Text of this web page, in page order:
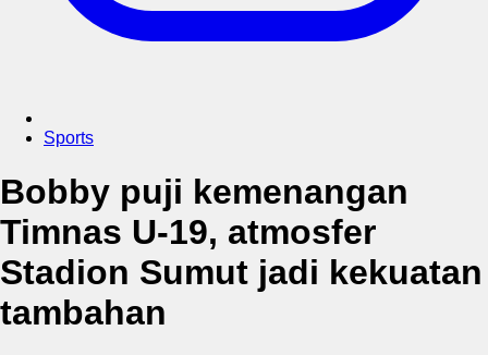
Sports
Bobby puji kemenangan
Timnas U-19, atmosfer
Stadion Sumut jadi kekuatan
tambahan